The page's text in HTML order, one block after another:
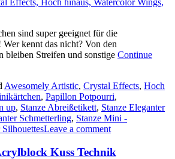
sind super geeignet für die
kennt das nicht? Von den
bleiben Streifen und sonstige Continue
Awesomely Artistic, Crystal Effects, Hoch
, Papillon Potpourri,
up, Stanze Abreißetikett, Stanze Eleganter
Schmetterling, Stanze Mini -
SilhouettesLeave a comment
Kuss Technik